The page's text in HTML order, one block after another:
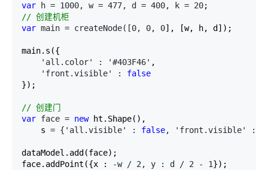
var h = 1000, w = 477, d = 400, k = 20
// 创建机柜
var main = createNode([0, 0, 0], [w, h, d]);
main.s({
'all.color' : '#403F46' ,
'front.visible' : false
});
// 创建门
var face = new ht.Shape(),
    s
= {'all.visible' : false, 'front.visible' :
dataModel.add(face);
face.addPoint({x :
-w / 2, y : d / 2 - 1});